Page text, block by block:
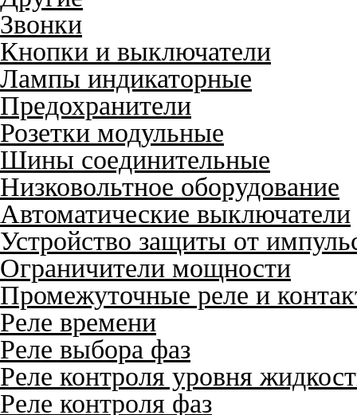
Звонки
Кнопки и выключатели
Лампы индикаторные
Предохранители
Розетки модульные
Шины соединительные
Низковольтное оборудование
Автоматические выключатели
Устройство защиты от
Ограничители мощности
Промежуточные реле и
Реле времени
Реле выбора фаз
Реле контроля уровня
Реле контроля фаз